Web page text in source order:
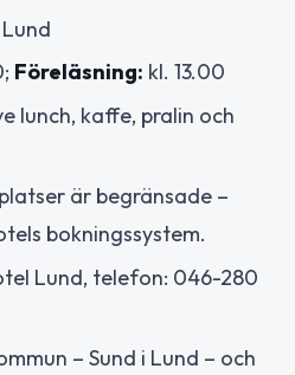
Föreläsning: kl. 13.00
lunch, kaffe, pralin och
är begränsade –
bokningssystem.
Lund, telefon: 046-280
– Sund i Lund – och